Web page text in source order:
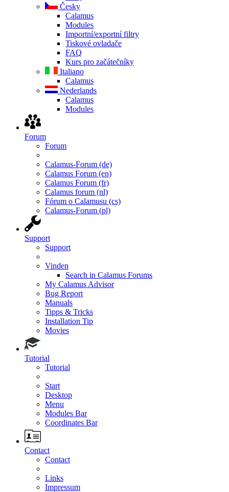
Česky
Calamus
Modules
Importní/exportní filtry
Tiskové ovladače
FAQ
Kurs pro začátečníky
Italiano
Calamus
Nederlands
Calamus
Modules
Forum
Forum
Calamus-Forum (de)
Calamus Forum (en)
Calamus Forum (fr)
Calamus forum (nl)
Fórum o Calamusu (cs)
Calamus-Forum (pl)
Support
Support
Vinden
Search in Calamus Forums
My Calamus Advisor
Bug Report
Manuals
Tipps & Tricks
Installation Tip
Movies
Tutorial
Tutorial
Start
Desktop
Menu
Modules Bar
Coordinates Bar
Contact
Contact
Links
Impressum